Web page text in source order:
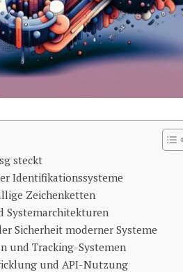
steckt
Identifikationssysteme
Zeichenketten
Systemarchitekturen
Sicherheit moderner Systeme
und Tracking-Systemen
und API-Nutzung